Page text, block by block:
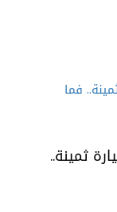
مسن يدمر فيراري و14 سيارة ثمينة..